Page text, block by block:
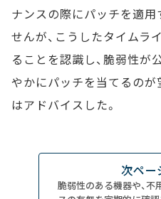
ナンスの際にパッチを適
せんが、こうしたタイムラ
ることを認識し、脆弱性が
やかにパッチを当てるのが
はアドバイスした。
次ペー
脆弱性のある機器や、